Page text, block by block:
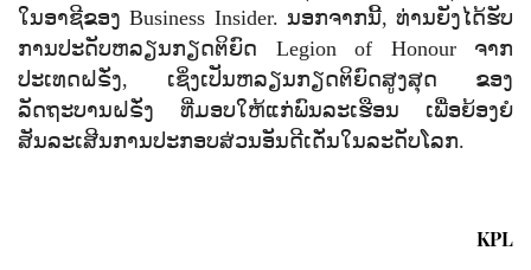
ໃນອາຊີຂອງBusiness Insider. ນອກຈາກນີ້, ທ່ານຍັງໄດ້ຮັບ
ການປະດັບຫລຽນກຽດຕິຍົດ Legion of Honour ຈາກ
ປະເທດຝຣັ່ງ, ເຊິ່ງເປັນຫລຽນກຽດຕິຍົດສູງສຸດ ຂອງ
ລັດຖະບານຝຣັ່ງ ທີ່ມອບໃຫ້ແກ່ພົນລະເຮືອນ ເພື່ອຍ້ອງຍໍ
ສັນລະເສີນການປະກອບສ່ວນອັນດີເດັ່ນໃນລະດັບໂລກ.
KPL